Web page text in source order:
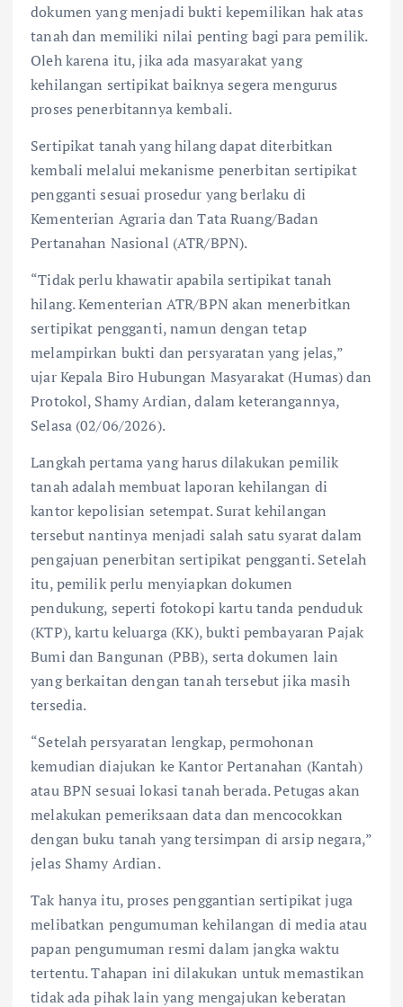
dokumen yang menjadi bukti kepemilikan hak atas
tanah dan memiliki nilai penting bagi para pemilik.
Oleh karena itu, jika ada masyarakat yang
kehilangan sertipikat baiknya segera mengurus
proses penerbitannya kembali.
Sertipikat tanah yang hilang dapat diterbitkan
kembali melalui mekanisme penerbitan sertipikat
pengganti sesuai prosedur yang berlaku di
Kementerian Agraria dan Tata Ruang/Badan
Pertanahan Nasional (ATR/BPN).
“Tidak perlu khawatir apabila sertipikat tanah
hilang. Kementerian ATR/BPN akan menerbitkan
sertipikat pengganti, namun dengan tetap
melampirkan bukti dan persyaratan yang jelas,”
ujar Kepala Biro Hubungan Masyarakat (Humas) dan
Protokol, Shamy Ardian, dalam keterangannya,
Selasa (02/06/2026).
Langkah pertama yang harus dilakukan pemilik
tanah adalah membuat laporan kehilangan di
kantor kepolisian setempat. Surat kehilangan
tersebut nantinya menjadi salah satu syarat dalam
pengajuan penerbitan sertipikat pengganti. Setelah
itu, pemilik perlu menyiapkan dokumen
pendukung, seperti fotokopi kartu tanda penduduk
(KTP), kartu keluarga (KK), bukti pembayaran Pajak
Bumi dan Bangunan (PBB), serta dokumen lain
yang berkaitan dengan tanah tersebut jika masih
tersedia.
“Setelah persyaratan lengkap, permohonan
kemudian diajukan ke Kantor Pertanahan (Kantah)
atau BPN sesuai lokasi tanah berada. Petugas akan
melakukan pemeriksaan data dan mencocokkan
dengan buku tanah yang tersimpan di arsip negara,”
jelas Shamy Ardian.
Tak hanya itu, proses penggantian sertipikat juga
melibatkan pengumuman kehilangan di media atau
papan pengumuman resmi dalam jangka waktu
tertentu. Tahapan ini dilakukan untuk memastikan
tidak ada pihak lain yang mengajukan keberatan